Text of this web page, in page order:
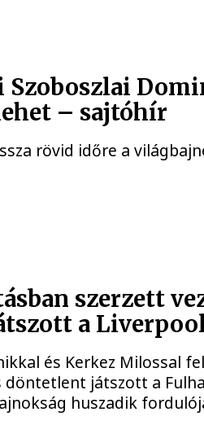
Szoboszlai
– sajtóhír
rövid időre a
szerzett
a
és Kerkez Milossal
döntetlent játszott a
huszadik